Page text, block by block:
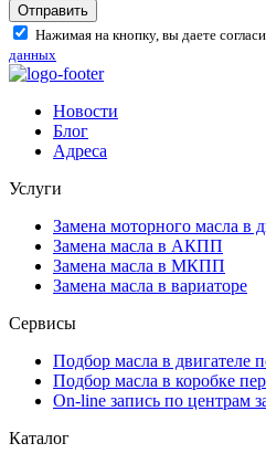
Отправить
Нажимая на кнопку, вы даете
данных
Новости
Блог
Адреса
Услуги
Замена моторного масла в
Замена масла в АКПП
Замена масла в МКПП
Замена масла в вариаторе
Сервисы
Подбор масла в двигателе
Подбор масла в коробке
On-line запись по центрам
Каталог